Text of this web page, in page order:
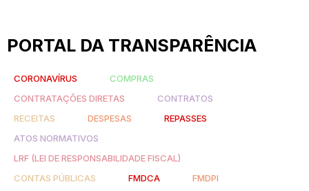
PORTAL DA TRANSPARÊNCIA
CORONAVÍRUS
COMPRAS
CONTRATAÇÕES DIRETAS
CONTRATOS
RECEITAS
DESPESAS
REPASSES
ATOS NORMATIVOS
LRF (LEI DE RESPONSABILIDADE FISCAL)
CONTAS PÚBLICAS
FMDCA
FMDPI